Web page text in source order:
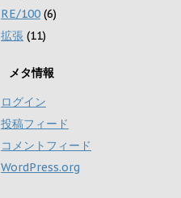
RE/100 (6)
拡張 (11)
メタ情報
ログイン
投稿フィード
コメントフィード
WordPress.org